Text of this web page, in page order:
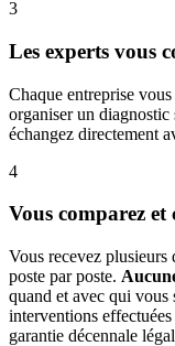
3
Les experts vous
Chaque entreprise
organiser un
échangez directement
4
Vous comparez et
Vous recevez plusieurs
poste par poste.
quand et avec qui vous
interventions
garantie décennale